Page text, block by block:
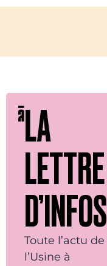
LA
LETTRE
D’INFOS
Toute l’actu de
l’Usine à